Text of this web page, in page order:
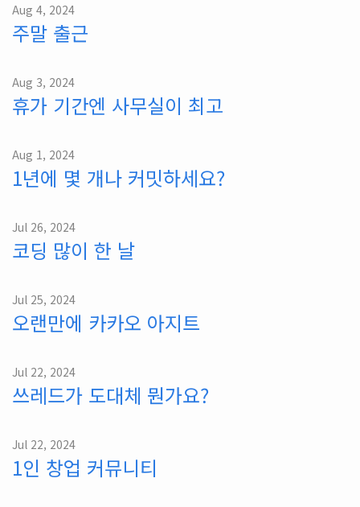
Aug 4, 2024
주말 출근
Aug 3, 2024
휴가 기간엔 사무실이 최고
Aug 1, 2024
1년에 몇 개나 커밋하세요?
Jul 26, 2024
코딩 많이 한 날
Jul 25, 2024
오랜만에 카카오 아지트
Jul 22, 2024
쓰레드가 도대체 뭔가요?
Jul 22, 2024
1인 창업 커뮤니티